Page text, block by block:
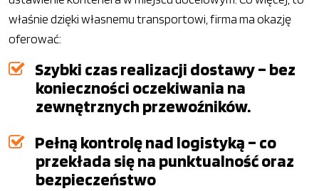
właśnie dzięki własnemu transportowi, firma ma okazję
oferować:
Szybki czas realizacji dostawy – bez
konieczności oczekiwania na
zewnętrznych przewoźników.
Pełną kontrolę nad logistyką – co
przekłada się na punktualność oraz
bezpieczeństwo